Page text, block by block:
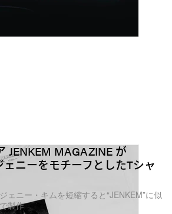
JENKEM MAGAZINE が
ニーをモチーフとしたTシャ
ェニー・キムを短縮すると“JENKEM”に似
製作